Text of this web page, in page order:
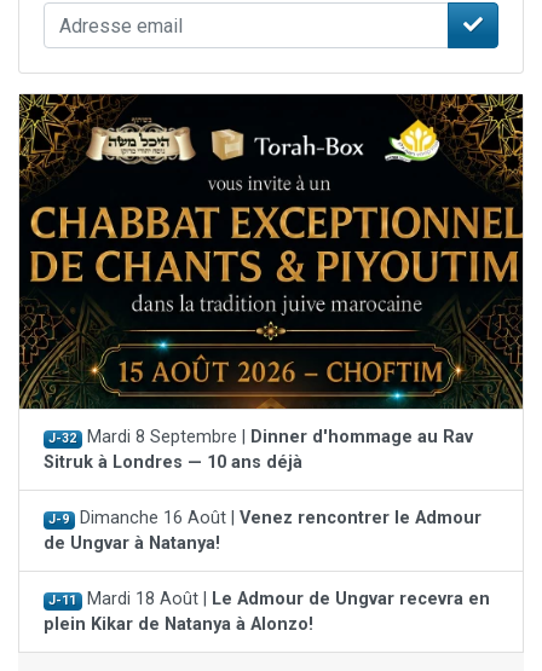
J-32 Mardi 8 Septembre |
Dinner d'hommage au Rav
Sitruk à Londres — 10 ans déjà
J-9 Dimanche 16 Août | Venez rencontrer le Admour
de Ungvar à Natanya!
J-11 Mardi 18 Août |
Le Admour de Ungvar recevra en
plein Kikar de Natanya à Alonzo!